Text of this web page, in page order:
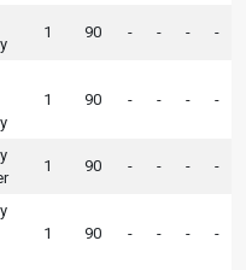
1 90 - - - -
1 90 - - - -
1 90 - - - -
1 90 - - - -